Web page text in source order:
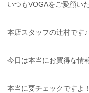
いつもVOGAをご愛顧い
本店スタッフの辻村です♪
今日は本当にお買得な情
本当に要チェックですよ